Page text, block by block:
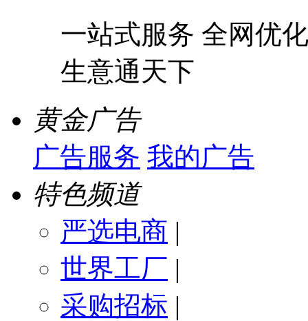
一站式服务 全网优
生意通天下
黄金广告
广告服务 我的广告
特色频道
严选电商 |
世界工厂 |
采购招标 |